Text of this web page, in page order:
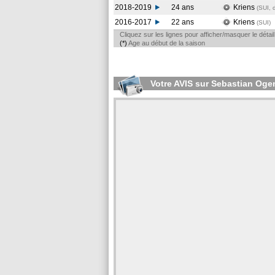
2018-2019
24 ans Kriens (SUI,
2016-2017
22 ans Kriens (SUI)
Cliquez sur les lignes pour afficher/masquer le
(*) Age au début de la saison
Votre AVIS sur Sebastian